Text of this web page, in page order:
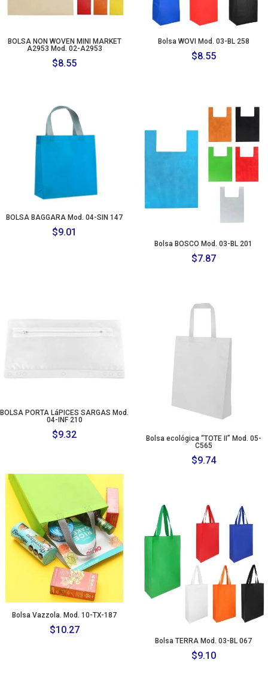
BOLSA NON WOVEN MINI MARKET
A2953 Mod. 02-A2953
$8.55
Bolsa WOVI Mod. 03-BL 258
$8.55
BOLSA BAGGARA Mod. 04-SIN 147
$9.01
Bolsa BOSCO Mod. 03-BL 201
$7.87
BOLSA PORTA LáPICES SARGAS Mod.
04-INF 210
$9.32
Bolsa ecológica “TOTE II” Mod. 05-
C565
$9.74
Bolsa Vazzola. Mod. 10-TX-187
$10.27
Bolsa TERRA Mod. 03-BL 067
$9.10